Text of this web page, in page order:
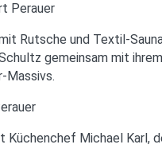
Perauer
Rutsche und Textil-
gemeinsam mit
Massivs.
Küchenchef Michael